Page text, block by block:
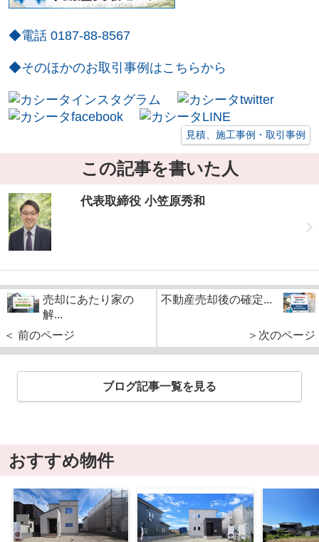
◆電話 0187-88-8567
◆そのほかのお取引事例はこちらから
見積、施工事例・取引事例
この記事を書いた人
代表取締役 小笠原秀和
売却にあたり家の
解...
＜ 前のページ
不動産売却後の確定...
＞次のページ
ブログ記事一覧を見る
おすすめ物件